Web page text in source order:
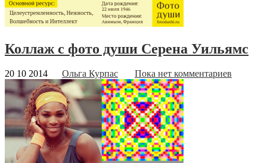
Коллаж с фото души Серена Уильямс
20 10 2014 Ольга Курпас Пока нет комментариев